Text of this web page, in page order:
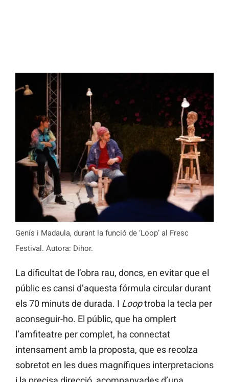
Genís i Madaula, durant la funció de ‘Loop’ al Fresc
Festival. Autora: Dihor.
La dificultat de l’obra rau, doncs, en evitar que el
públic es cansi d’aquesta fórmula circular durant
els 70 minuts de durada. I Looptroba la tecla per
aconseguir-ho. El públic, que ha omplert
l’amfiteatre per complet, ha connectat
intensament amb la proposta, que es recolza
sobretot en les dues magnífiques interpretacions